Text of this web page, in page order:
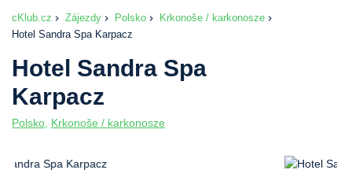
cKlub.cz Zájezdy Polsko
Krkonoše / karkonosze
Hotel Sandra Spa Karpacz
Hotel Sandra Spa
Karpacz
Polsko Krkonoše / karkonosze